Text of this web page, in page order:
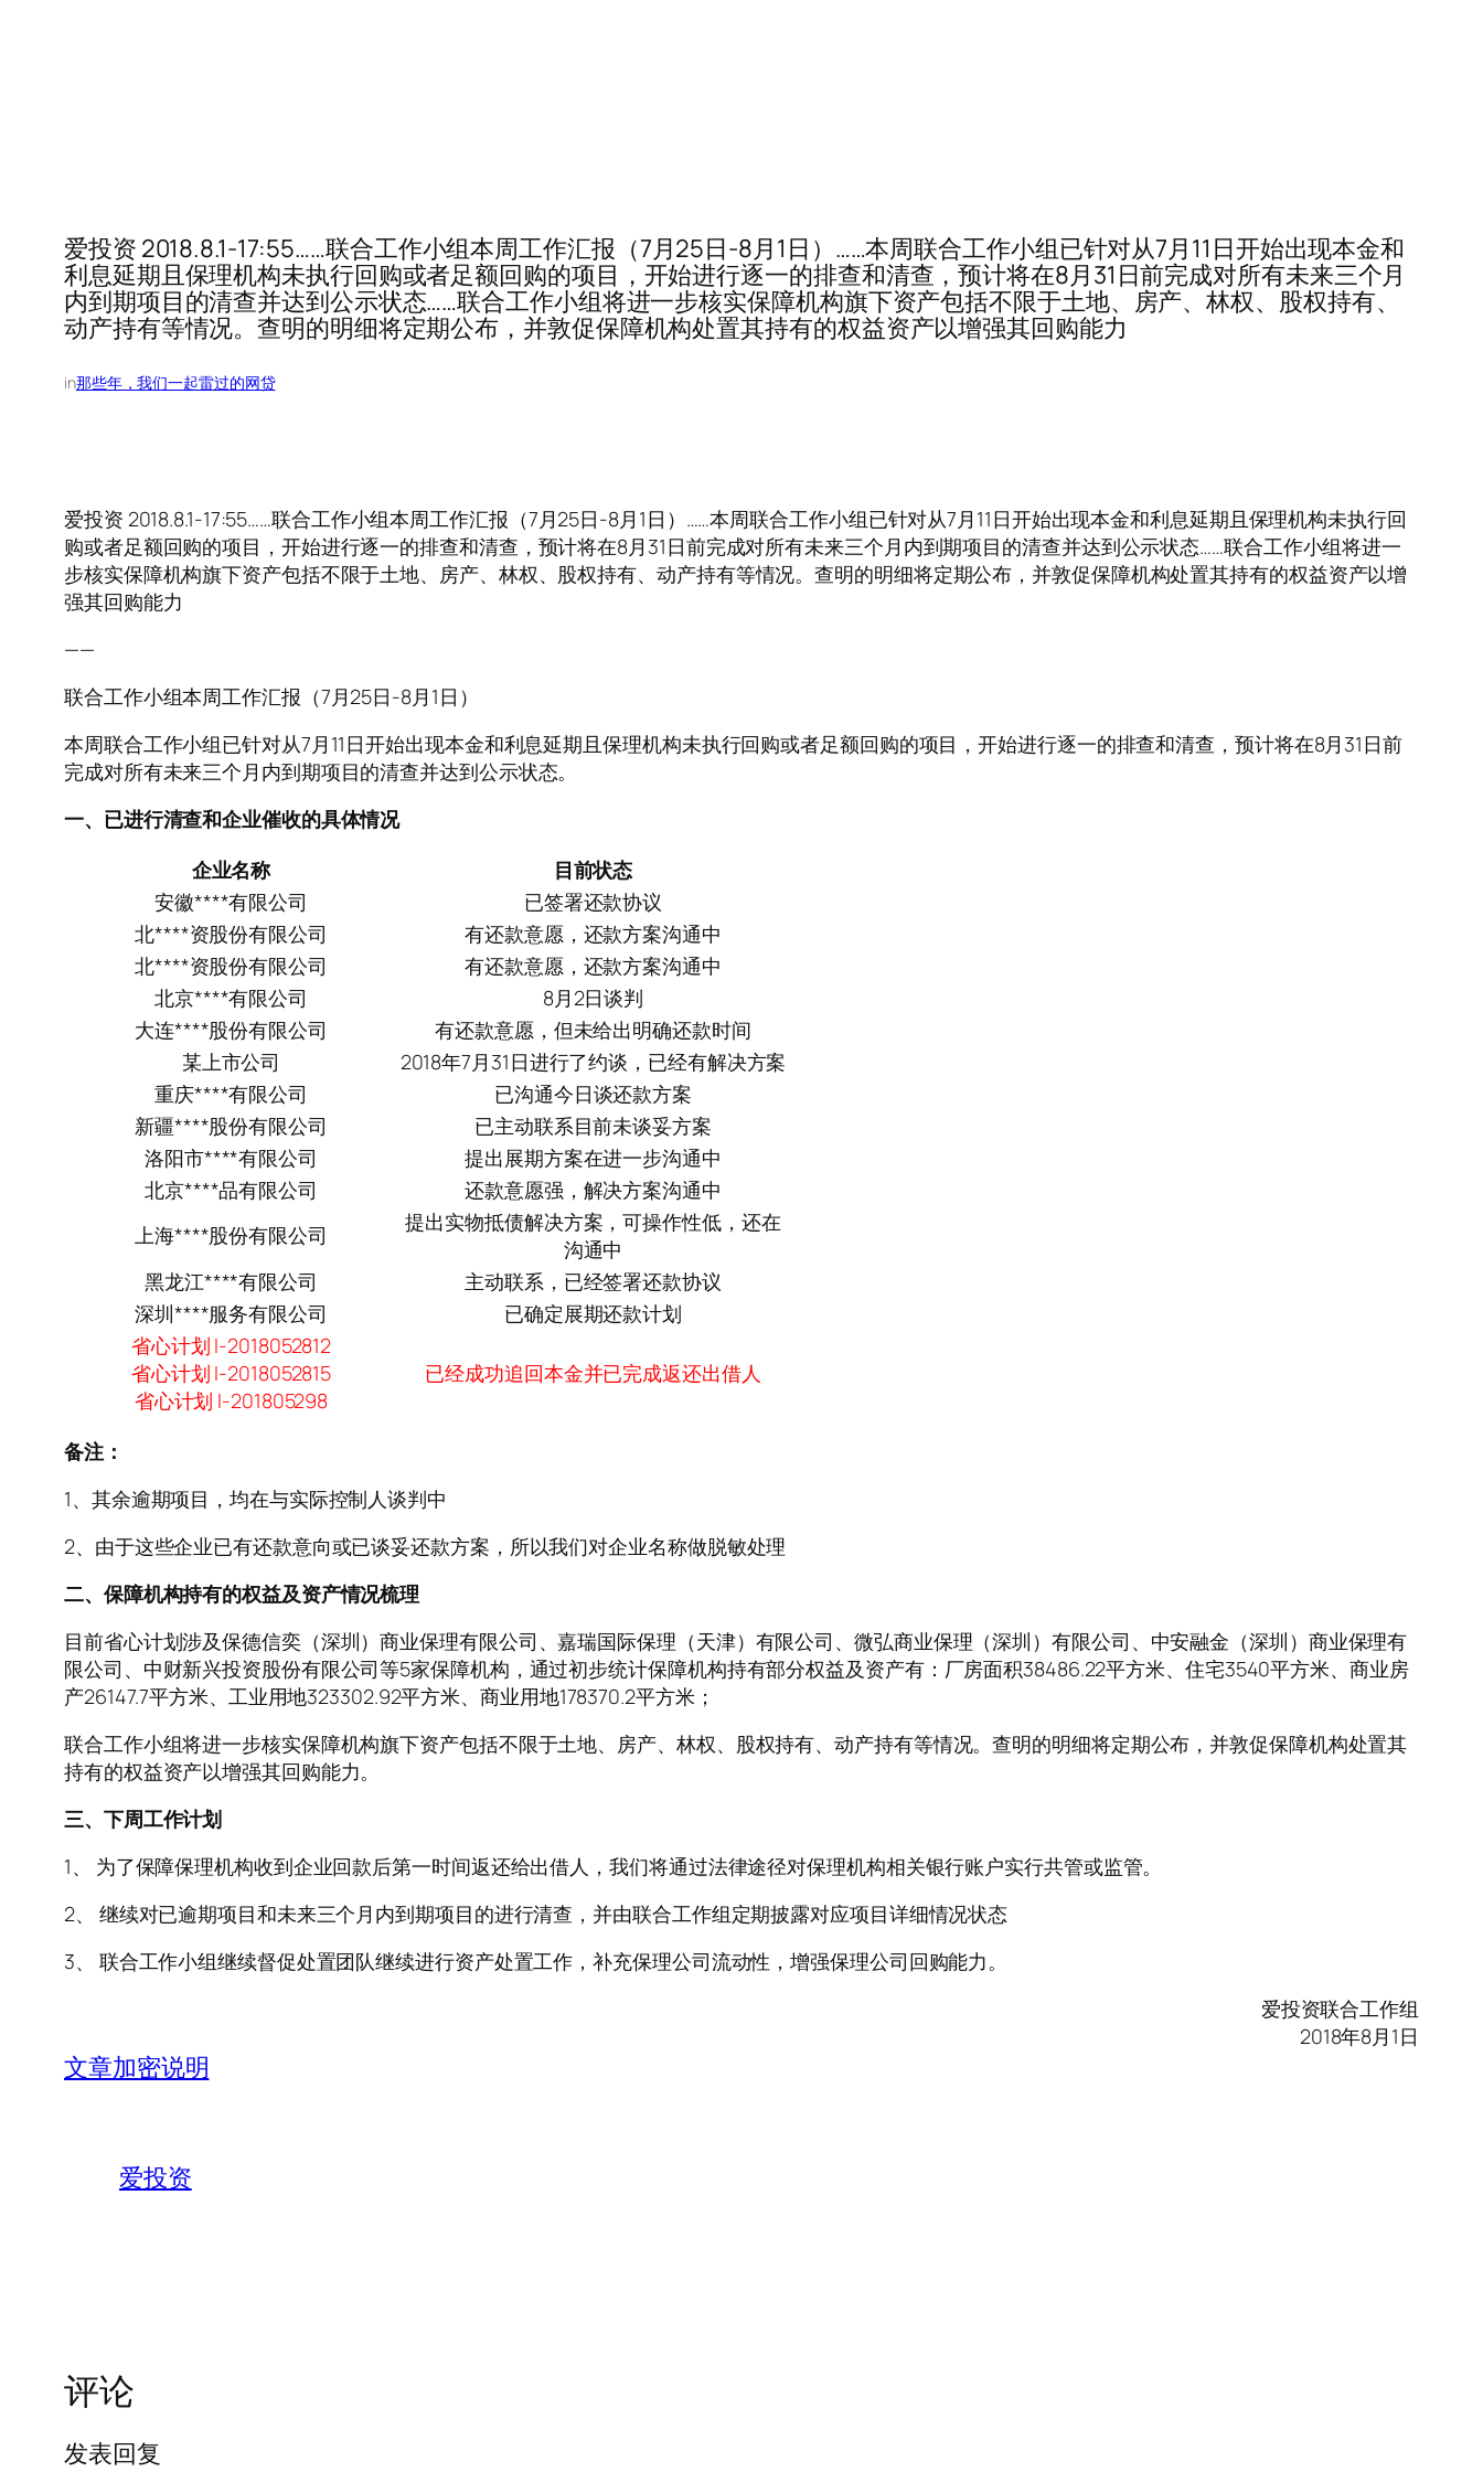
爱投资 2018.8.1-17:55……联合工作小组本周工作汇报（7月25日-8月1日）……本周联合工作小组已针对从7月11日开始出现本金和
利息延期且保理机构未执行回购或者足额回购的项目，开始进行逐一的排查和清查，预计将在8月31日前完成对所有未来三个月
内到期项目的清查并达到公示状态……联合工作小组将进一步核实保障机构旗下资产包括不限于土地、房产、林权、股权持有、
动产持有等情况。查明的明细将定期公布，并敦促保障机构处置其持有的权益资产以增强其回购能力
in那些年，我们一起雷过的网贷
爱投资 2018.8.1-17:55……联合工作小组本周工作汇报（7月25日-8月1日）……本周联合工作小组已针对从7月11日开始出现本金和利息延期且保理机构未执行回
购或者足额回购的项目，开始进行逐一的排查和清查，预计将在8月31日前完成对所有未来三个月内到期项目的清查并达到公示状态……联合工作小组将进一
步核实保障机构旗下资产包括不限于土地、房产、林权、股权持有、动产持有等情况。查明的明细将定期公布，并敦促保障机构处置其持有的权益资产以增
强其回购能力
——
联合工作小组本周工作汇报（7月25日-8月1日）
本周联合工作小组已针对从7月11日开始出现本金和利息延期且保理机构未执行回购或者足额回购的项目，开始进行逐一的排查和清查，预计将在8月31日前
完成对所有未来三个月内到期项目的清查并达到公示状态。
一、已进行清查和企业催收的具体情况
企业名称
目前状态
安徽****有限公司
已签署还款协议
北****资股份有限公司
有还款意愿，还款方案沟通中
北****资股份有限公司
有还款意愿，还款方案沟通中
北京****有限公司
8月2日谈判
大连****股份有限公司
有还款意愿，但未给出明确还款时间
某上市公司
2018年7月31日进行了约谈，已经有解决方案
重庆****有限公司
已沟通今日谈还款方案
新疆****股份有限公司
已主动联系目前未谈妥方案
洛阳市****有限公司
提出展期方案在进一步沟通中
北京****品有限公司
还款意愿强，解决方案沟通中
上海****股份有限公司
提出实物抵债解决方案，可操作性低，还在
沟通中
黑龙江****有限公司
主动联系，已经签署还款协议
深圳****服务有限公司
已确定展期还款计划
省心计划 I-2018052812
省心计划 I-2018052815
省心计划 I-201805298
已经成功追回本金并已完成返还出借人
备注：
1、其余逾期项目，均在与实际控制人谈判中
2、由于这些企业已有还款意向或已谈妥还款方案，所以我们对企业名称做脱敏处理
二、保障机构持有的权益及资产情况梳理
目前省心计划涉及保德信奕（深圳）商业保理有限公司、嘉瑞国际保理（天津）有限公司、微弘商业保理（深圳）有限公司、中安融金（深圳）商业保理有
限公司、中财新兴投资股份有限公司等5家保障机构，通过初步统计保障机构持有部分权益及资产有：厂房面积38486.22平方米、住宅3540平方米、商业房
产26147.7平方米、工业用地323302.92平方米、商业用地178370.2平方米；
联合工作小组将进一步核实保障机构旗下资产包括不限于土地、房产、林权、股权持有、动产持有等情况。查明的明细将定期公布，并敦促保障机构处置其
持有的权益资产以增强其回购能力。
三、下周工作计划
1、 为了保障保理机构收到企业回款后第一时间返还给出借人，我们将通过法律途径对保理机构相关银行账户实行共管或监管。
2、 继续对已逾期项目和未来三个月内到期项目的进行清查，并由联合工作组定期披露对应项目详细情况状态
3、 联合工作小组继续督促处置团队继续进行资产处置工作，补充保理公司流动性，增强保理公司回购能力。
爱投资联合工作组
2018年8月1日
文章加密说明
爱投资
评论
发表回复